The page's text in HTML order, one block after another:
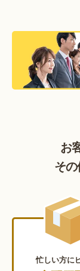
お
そ
忙しい方に